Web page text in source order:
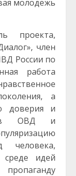
молодежь
проекта,
член
России по
работа
а
доверия и
ОВД и
идей